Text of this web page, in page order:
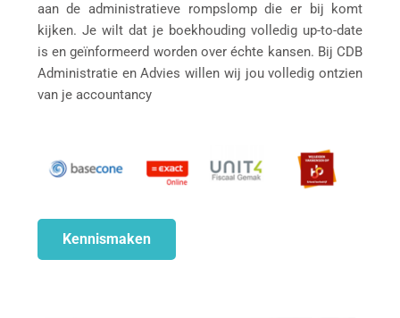
aan de administratieve rompslomp die er bij komt
kijken. Je wilt dat je boekhouding volledig up-to-date
is en geïnformeerd worden over échte kansen. Bij CDB
Administratie en Advies willen wij jou volledig ontzien
van je accountancy
Kennismaken